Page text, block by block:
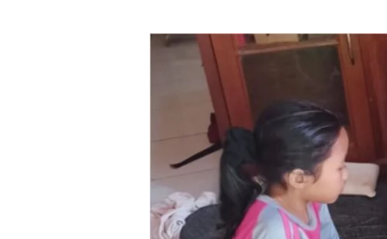
Baznas
Salurkan
Tua
Balita
Hidrosefalus